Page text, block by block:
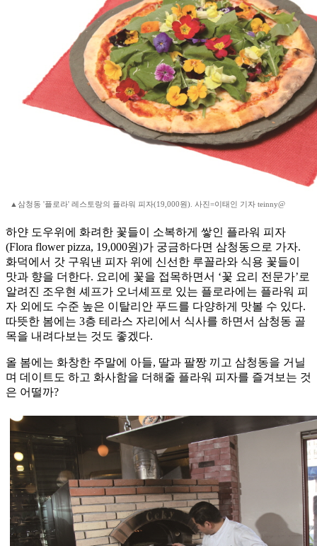
▲삼청동 '플로라' 레스토랑의 플라워 피자(19,000원). 사진=이태인 기자 teinny@
하얀 도우위에 화려한 꽃들이 소복하게 쌓인 플라워 피자
(Flora flower pizza, 19,000원)가 궁금하다면 삼청동으로 가자.
화덕에서 갓 구워낸 피자 위에 신선한 루꼴라와 식용 꽃들이
맛과 향을 더한다. 요리에 꽃을 접목하면서 ‘꽃 요리 전문가’로
알려진 조우현 셰프가 오너셰프로 있는 플로라에는 플라워 피
자 외에도 수준 높은 이탈리안 푸드를 다양하게 맛볼 수 있다.
따뜻한 봄에는 3층 테라스 자리에서 식사를 하면서 삼청동 골
목을 내려다보는 것도 좋겠다.
올 봄에는 화창한 주말에 아들, 딸과 팔짱 끼고 삼청동을 거닐
며 데이트도 하고 화사함을 더해줄 플라워 피자를 즐겨보는 것
은 어떨까?